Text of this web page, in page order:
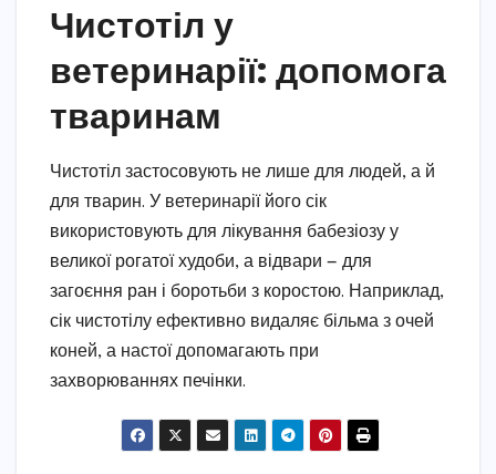
Чистотіл у
ветеринарії: допомога
тваринам
Чистотіл застосовують не лише для людей, а й
для тварин. У ветеринарії його сік
використовують для лікування бабезіозу у
великої рогатої худоби, а відвари — для
загоєння ран і боротьби з коростою. Наприклад,
сік чистотілу ефективно видаляє більма з очей
коней, а настої допомагають при
захворюваннях печінки.